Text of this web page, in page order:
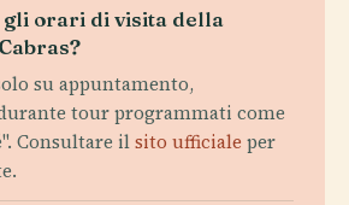
gli orari di visita della
su appuntamento,
tour programmati come
Consultare ilsito ufficiale per